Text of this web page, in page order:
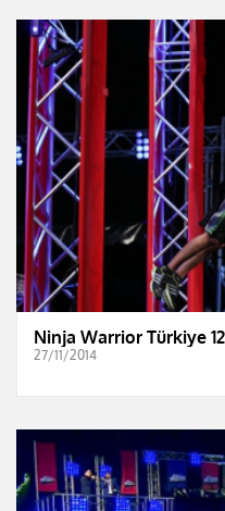
Ninja Warrior Türkiye
27/11/2014